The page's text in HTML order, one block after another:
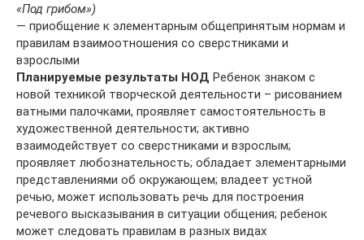
«Под грибом»)
— приобщение к элементарным общепринятым нормам и
правилам взаимоотношения со сверстниками и
взрослыми
Планируемые результаты НОД Ребенок знаком с
новой техникой творческой деятельности – рисованием
ватными палочками, проявляет самостоятельность в
художественной деятельности; активно
взаимодействует со сверстниками и взрослым;
проявляет любознательность; обладает элементарными
представлениями об окружающем; владеет устной
речью, может использовать речь для построения
речевого высказывания в ситуации общения; ребенок
может следовать правилам в разных видах